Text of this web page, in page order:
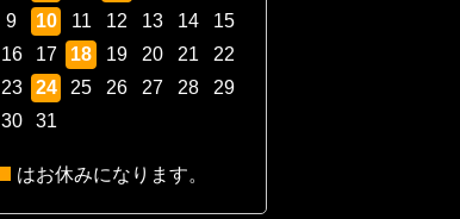
9
10 11 12 13 14
15
16
17 18 19 20 21
22
23
24 25 26 27 28
29
30
31
はお休みになります。